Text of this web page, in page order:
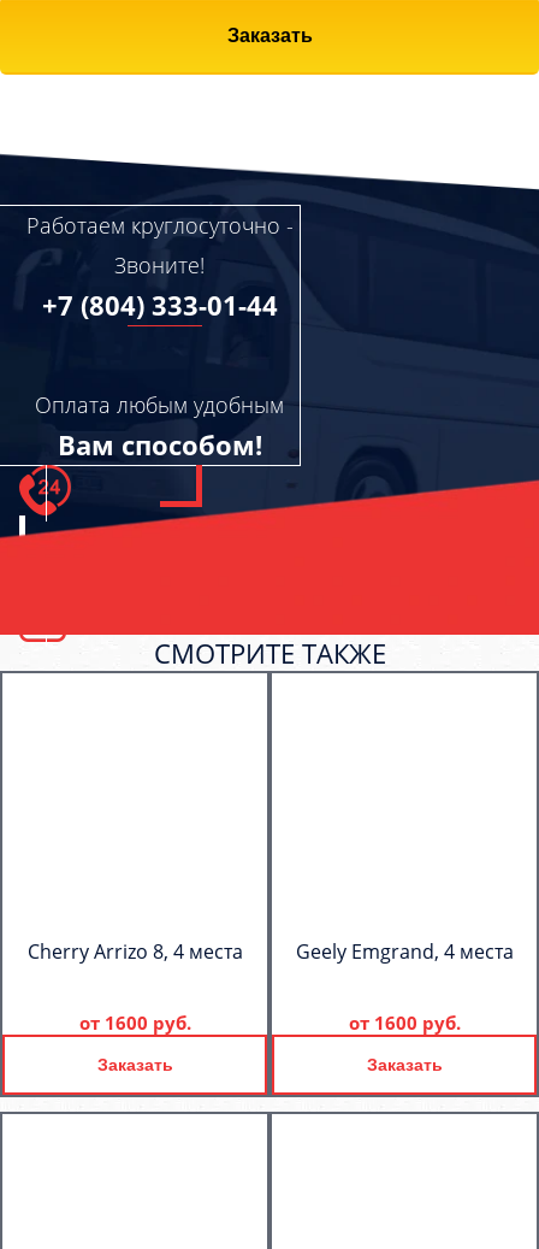
Заказать
Работаем круглосуточно -
Звоните!
+7 (804) 333-01-44
Оплата любым удобным
Вам способом!
СМОТРИТЕ ТАКЖЕ
Cherry Arrizo 8, 4 места
от 1600 руб.
Заказать
Geely Emgrand, 4 места
от 1600 руб.
Заказать